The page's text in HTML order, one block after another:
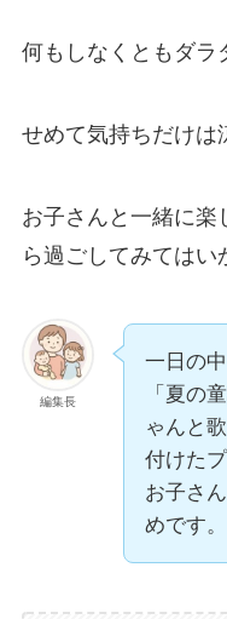
何もしなくともダラ
せめて気持ちだけは
お子さんと一緒に楽
ら過ごしてみてはい
編集長
一日の
「夏の
ゃんと
付けた
お子さ
めです。